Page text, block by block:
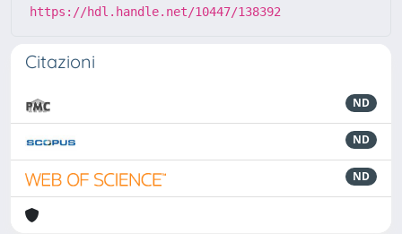
https://hdl.handle.net/10447/138392
Citazioni
ND
ND
ND